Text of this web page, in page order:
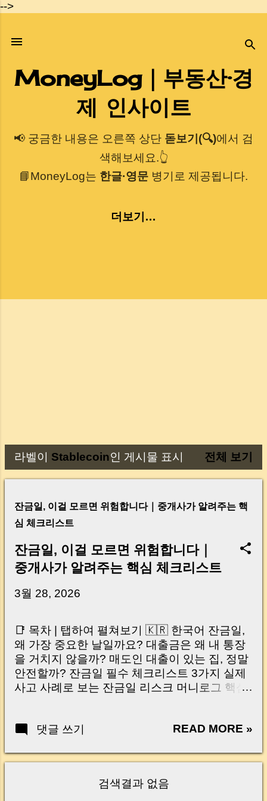
-->
기본 콘텐츠로 건너뛰기
MoneyLog｜부동산·경
제 인사이트
📢 궁금한 내용은 오른쪽 상단 돋보기(🔍)에서 검
색해보세요.👆
📘MoneyLog는 한글·영문 병기로 제공됩니다.
더보기…
글
라벨이 Stablecoin인 게시물 표시 전체 보기
잔금일, 이걸 모르면 위험합니다｜중개사가 알려주는 핵
심 체크리스트
잔금일, 이걸 모르면 위험합니다｜
중개사가 알려주는 핵심 체크리스트
3월 28, 2026
📑 목차 | 탭하여 펼쳐보기 🇰🇷 한국어 잔금일,
왜 가장 중요한 날일까요? 대출금은 왜 내 통장
을 거치지 않을까? 매도인 대출이 있는 집, 정말
안전할까? 잔금일 필수 체크리스트 3가지 실제
사고 사례로 보는 잔금일 리스크 머니로그 핵심
Your Account Is It Safe If the Seller Has a
Real Risks and Mistakes to Avoid MoneyLog
신가요? “잔금일… 그냥 돈 보내고 끝나는 거 아
댓글 쓰기 READ MORE »
검색결과 없음